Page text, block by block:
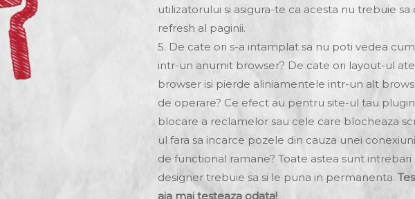
utilizatorului si asigura-te ca acesta nu trebuie
refresh al paginii.
5. De cate ori s-a intamplat sa nu poti vedea
intr-un anumit browser? De cate ori layout-ul
browser isi pierde aliniamentele intr-un alt
de operare? Ce efect au pentru site-ul tau
blocare a reclamelor sau cele care blocheaza
ul fara sa incarce pozele din cauza unei
de functional ramane? Toate astea sunt
designer trebuie sa si le puna in permanenta.
aia mai testeaza odata!